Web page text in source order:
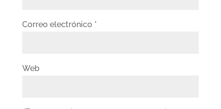
Correo electrónico *
Web